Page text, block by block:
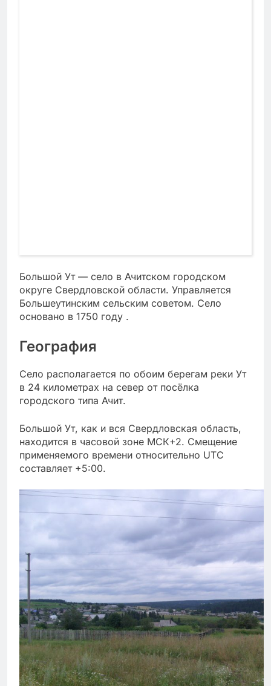
Большой Ут — село в Ачитском городском
округе Свердловской области. Управляется
Большеутинским сельским советом. Село
основано в 1750 году .
География
Село располагается по обоим берегам реки Ут
в 24 километрах на север от посёлка
городского типа Ачит.
Большой Ут, как и вся Свердловская область,
находится в часовой зоне МСК+2. Смещение
применяемого времени относительно UTC
составляет +5:00.